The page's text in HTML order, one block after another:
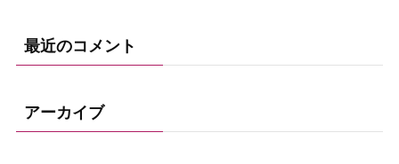
最近のコメント
アーカイブ